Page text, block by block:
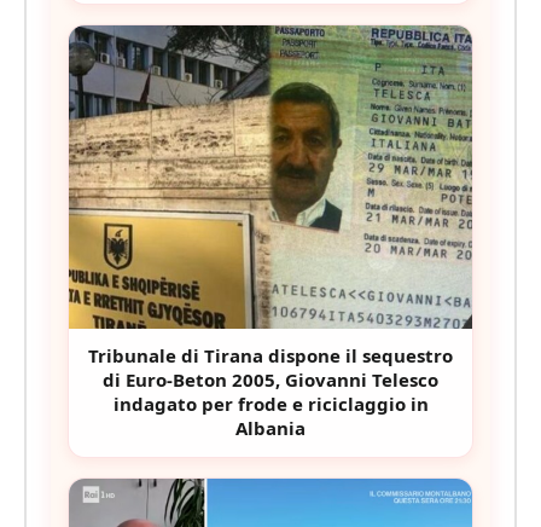
Tribunale di Tirana dispone il sequestro
di Euro-Beton 2005, Giovanni Telesco
indagato per frode e riciclaggio in
Albania